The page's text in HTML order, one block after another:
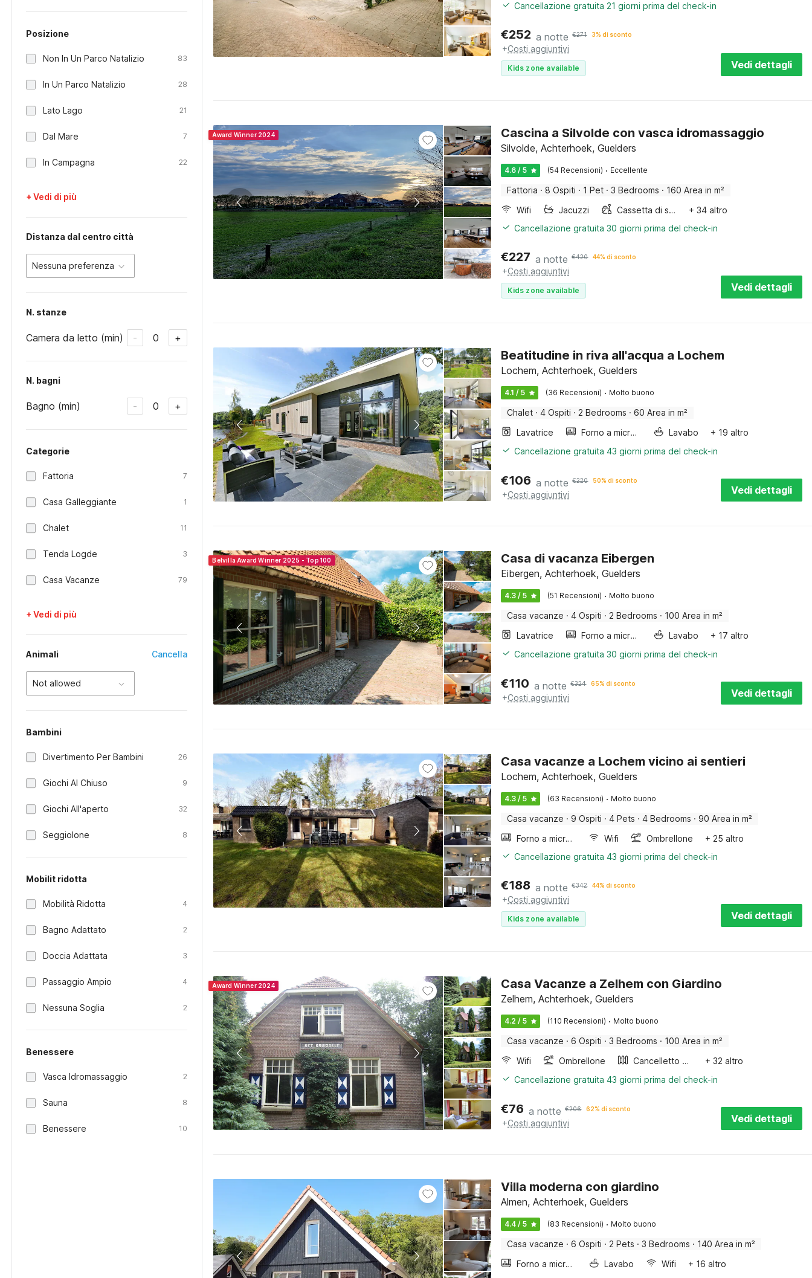
Posizione
Non In Un Parco Natalizio 83
In Un Parco Natalizio 28
Lato Lago 21
Dal Mare 7
In Campagna 22
+ Vedi di più
Distanza dal centro città
Nessuna preferenza
N. stanze
Camera da letto (min) - 0 +
N. bagni
Bagno (min) - 0 +
Categorie
Fattoria 7
Casa Galleggiante 1
Chalet 11
Tenda Logde 3
Casa Vacanze 79
+ Vedi di più
Animali Cancella
Not allowed
Bambini
Divertimento Per Bambini 26
Giochi Al Chiuso 9
Giochi All'aperto 32
Seggiolone 8
Mobilit ridotta
Mobilità Ridotta 4
Bagno Adattato 2
Doccia Adattata 3
Passaggio Ampio 4
Nessuna Soglia 2
Benessere
Vasca Idromassaggio 2
Sauna 8
Benessere 10
Cancellazione gratuita 21 giorni prima del check-in
€252 a notte €271 3% di sconto
+Costi aggiuntivi
Kids zone available Vedi dettagli
Award Winner 2024 Cascina a Silvolde con vasca idromassaggio
Silvolde, Achterhoek, Guelders
4.6 / 5 (54 Recensioni) · Eccellente
Fattoria · 8 Ospiti · 1 Pet · 3 Bedrooms · 160 Area in m²
Wifi
Jacuzzi Cassetta di sabbia
+ 34 altro
Cancellazione gratuita 30 giorni prima del check-in
€227 a notte €420 44% di sconto
+Costi aggiuntivi
Kids zone available Vedi dettagli
Beatitudine in riva all'acqua a Lochem
Lochem, Achterhoek, Guelders
4.1 / 5 (36 Recensioni) · Molto buono
Chalet · 4 Ospiti · 2 Bedrooms · 60 Area in m²
Lavatrice
Forno a microonde combinato Lavabo
+ 19 altro
Cancellazione gratuita 43 giorni prima del check-in
€106 a notte €220 50% di sconto
+Costi aggiuntivi Vedi dettagli
Belvilla Award Winner 2025 - Top 100 Casa di vacanza Eibergen
Eibergen, Achterhoek, Guelders
4.3 / 5 (51 Recensioni) · Molto buono
Casa vacanze · 4 Ospiti · 2 Bedrooms · 100 Area in m²
Lavatrice
Forno a microonde combinato Lavabo
+ 17 altro
Cancellazione gratuita 30 giorni prima del check-in
€110 a notte €324 65% di sconto
+Costi aggiuntivi Vedi dettagli
Casa vacanze a Lochem vicino ai sentieri
Lochem, Achterhoek, Guelders
4.3 / 5 (63 Recensioni) · Molto buono
Casa vacanze · 9 Ospiti · 4 Pets · 4 Bedrooms · 90 Area in m²
Forno a microonde combinato
Wifi Ombrellone
+ 25 altro
Cancellazione gratuita 43 giorni prima del check-in
€188 a notte €342 44% di sconto
+Costi aggiuntivi
Kids zone available Vedi dettagli
Award Winner 2024 Casa Vacanze a Zelhem con Giardino
Zelhem, Achterhoek, Guelders
4.2 / 5 (110 Recensioni) · Molto buono
Casa vacanze · 6 Ospiti · 3 Bedrooms · 100 Area in m²
Wifi
Ombrellone Cancelletto per scale
+ 32 altro
Cancellazione gratuita 43 giorni prima del check-in
€76 a notte €206 62% di sconto
+Costi aggiuntivi Vedi dettagli
Villa moderna con giardino
Almen, Achterhoek, Guelders
4.4 / 5 (83 Recensioni) · Molto buono
Casa vacanze · 6 Ospiti · 2 Pets · 3 Bedrooms · 140 Area in m²
Forno a microonde combinato
Lavabo Wifi
+ 16 altro